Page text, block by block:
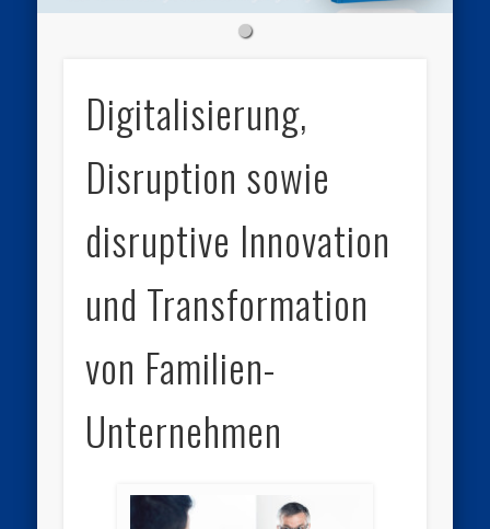
Digitalisierung,
Disruption sowie
disruptive Innovation
und Transformation
von Familien-
Unternehmen